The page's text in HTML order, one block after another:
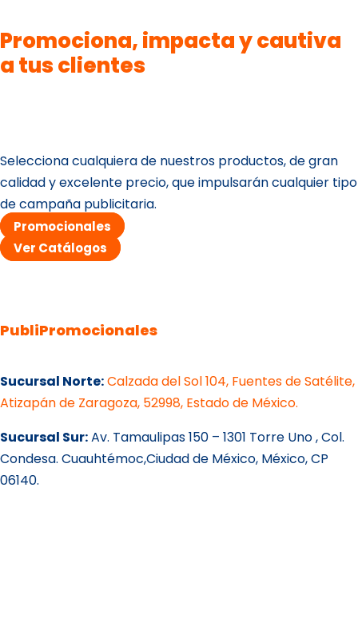
Promociona, impacta y cautiva
a tus clientes
Selecciona cualquiera de nuestros productos, de gran
calidad y excelente precio, que impulsarán cualquier tipo
de campaña publicitaria.
Promocionales
Ver Catálogos
PubliPromocionales
Sucursal Norte:Calzada del Sol 104, Fuentes de Satélite,
Atizapán de Zaragoza, 52998, Estado de México.
Sucursal Sur:Av. Tamaulipas 150 – 1301 Torre Uno , Col.
Condesa. Cuauhtémoc,Ciudad de México, México, CP
06140.